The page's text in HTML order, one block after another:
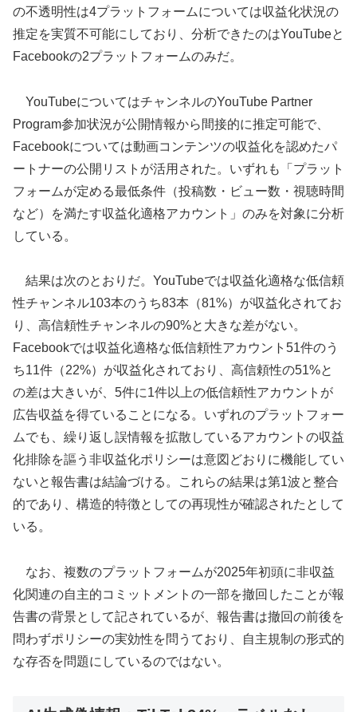
の不透明性は4プラットフォームについては収益化状況の
推定を実質不可能にしており、分析できたのはYouTubeと
Facebookの2プラットフォームのみだ。
YouTubeについてはチャンネルのYouTube Partner
Program参加状況が公開情報から間接的に推定可能で、
Facebookについては動画コンテンツの収益化を認めたパ
ートナーの公開リストが活用された。いずれも「プラット
フォームが定める最低条件（投稿数・ビュー数・視聴時間
など）を満たす収益化適格アカウント」のみを対象に分析
している。
結果は次のとおりだ。YouTubeでは収益化適格な低信頼
性チャンネル103本のうち83本（81%）が収益化されてお
り、高信頼性チャンネルの90%と大きな差がない。
Facebookでは収益化適格な低信頼性アカウント51件のう
ち11件（22%）が収益化されており、高信頼性の51%と
の差は大きいが、5件に1件以上の低信頼性アカウントが
広告収益を得ていることになる。いずれのプラットフォー
ムでも、繰り返し誤情報を拡散しているアカウントの収益
化排除を謳う非収益化ポリシーは意図どおりに機能してい
ないと報告書は結論づける。これらの結果は第1波と整合
的であり、構造的特徴としての再現性が確認されたとして
いる。
なお、複数のプラットフォームが2025年初頭に非収益
化関連の自主的コミットメントの一部を撤回したことが報
告書の背景として記されているが、報告書は撤回の前後を
問わずポリシーの実効性を問うており、自主規制の形式的
な存否を問題にしているのではない。